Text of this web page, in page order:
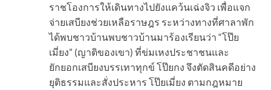
ราชโองการให้เดินทางไปยังแคว้นเฉ่งจิว เพื่อแจก
จ่ายเสบียงช่วยเหลือราษฎร ระหว่างทางที่ศาลาพัก
ได้พบชาวบ้านพบชาวบ้านมาร้องเรียนว่า “โป๊ย
เมี่ยง” (ญาติของเขา) ที่ข่มเหงประชาชนและ
ยักยอกเสบียงบรรเทาทุกข์ โป๊ยกง จึงตัดสินคดีอย่าง
ยุติธรรมและสั่งประหาร โป๊ยเมี่ยง ตามกฎหมาย